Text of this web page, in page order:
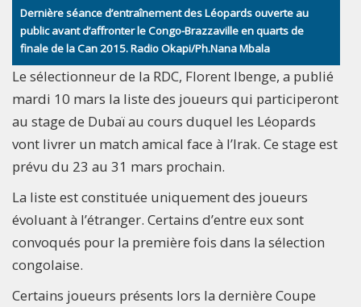
Dernière séance d’entraînement des Léopards ouverte au
public avant d’affronter le Congo-Brazzaville en quarts de
finale de la Can 2015. Radio Okapi/Ph.Nana Mbala
Le sélectionneur de la RDC, Florent Ibenge, a publié
mardi 10 mars la liste des joueurs qui participeront
au stage de Dubaï au cours duquel les Léopards
vont livrer un match amical face à l’Irak. Ce stage est
prévu du 23 au 31 mars prochain.
La liste est constituée uniquement des joueurs
évoluant à l’étranger. Certains d’entre eux sont
convoqués pour la première fois dans la sélection
congolaise.
Certains joueurs présents lors la dernière Coupe